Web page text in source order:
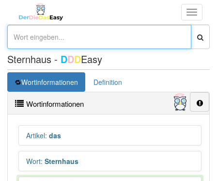
Toggle
Sternhaus - DDDEasy
Wortinformationen Definition
Wortinformationen
Artikel: das
Wort: Sternhaus